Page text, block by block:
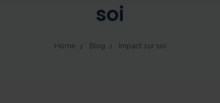
soi
Home Blog Impact sur soi